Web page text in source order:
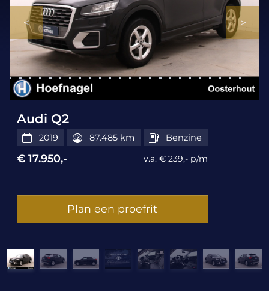
Audi Q2
2019 87.485 km Benzine
€ 17.950,- v.a. € 239,- p/m
Plan een proefrit